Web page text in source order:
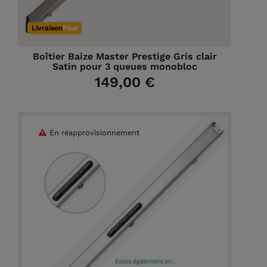
LivraisonPlus
Boîtier Baize Master Prestige Gris clair
Satin pour 3 queues monobloc
149,00 €
En réapprovisionnement